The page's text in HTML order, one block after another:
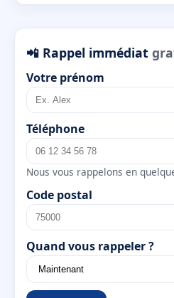
📲 Rappel immédiat
Votre prénom
Téléphone
Nous vous rappelons en
Code postal
Quand vous rappeler ?